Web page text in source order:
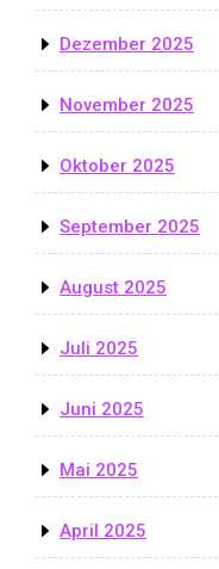
Dezember 2025
November 2025
Oktober 2025
September 2025
August 2025
Juli 2025
Juni 2025
Mai 2025
April 2025